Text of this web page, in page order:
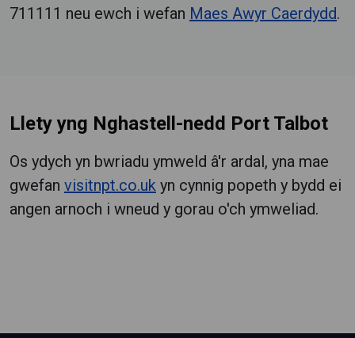
711111 neu ewch i wefan Maes Awyr Caerdydd.
Llety yng Nghastell-nedd Port Talbot
Os ydych yn bwriadu ymweld â'r ardal, yna mae
gwefan visitnpt.co.uk yn cynnig popeth y bydd ei
angen arnoch i wneud y gorau o'ch ymweliad.